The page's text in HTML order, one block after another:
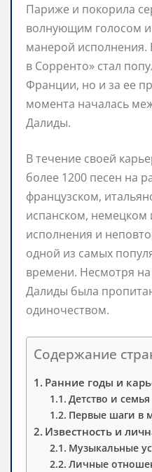
Париже и покорила
волнующим голосом и
манерой исполнения.
в Сорренто» стал
Франции, но и за ее
момента началась
Далиды.
В течение своей
более 1200 песен на
французском,
испанском, немецком
исполнения и
одной из самых
времени. Несмотря на
Далиды была
одиночеством.
Содержание
Ранние годы и
Детство и семья
Первые шаги в
Известность и
Музыкальные
Личные